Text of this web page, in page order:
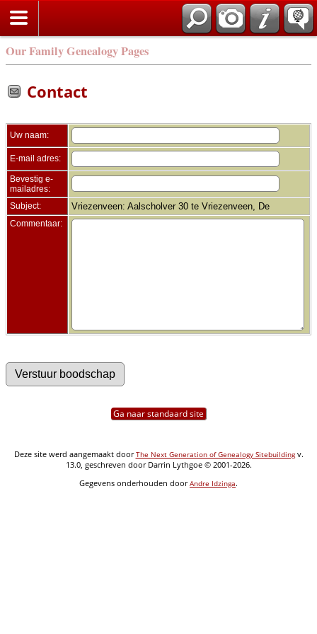
Our Family Genealogy Pages
Contact
Uw naam:
E-mail adres:
Bevestig e-
mailadres:
Subject:
Vriezenveen: Aalscholver 30 te Vriezenveen, De
Commentaar:
Ga naar standaard site
Deze site werd aangemaakt doorThe Next Generation of Genealogy Sitebuildingv.
13.0, geschreven door Darrin Lythgoe © 2001-2026.
Gegevens onderhouden doorAndre Idzinga.